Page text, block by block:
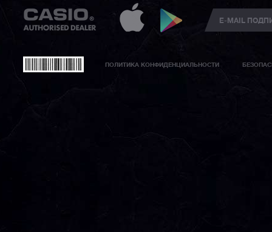
ПОЛИТИКА КОНФИДЕНЦИАЛЬНОСТИ